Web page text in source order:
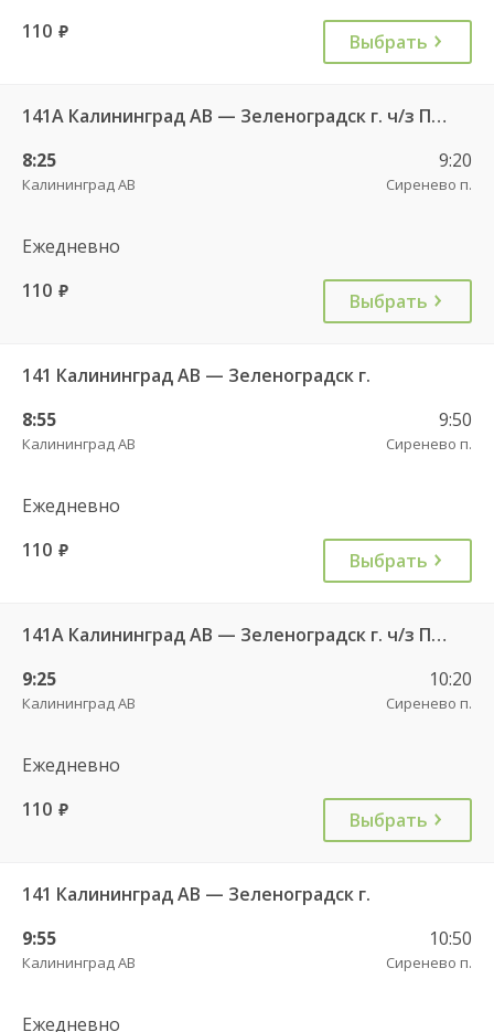
110 руб. Выбрать
141А Калининград АВ — Зеленоградск г. ч/з Петрово п.
8:25
Калининград АВ
9:20
Сиренево п.
Ежедневно
110 руб. Выбрать
141 Калининград АВ — Зеленоградск г.
8:55
Калининград АВ
9:50
Сиренево п.
Ежедневно
110 руб. Выбрать
141А Калининград АВ — Зеленоградск г. ч/з Петрово п.
9:25
Калининград АВ
10:20
Сиренево п.
Ежедневно
110 руб. Выбрать
141 Калининград АВ — Зеленоградск г.
9:55
Калининград АВ
10:50
Сиренево п.
Ежедневно